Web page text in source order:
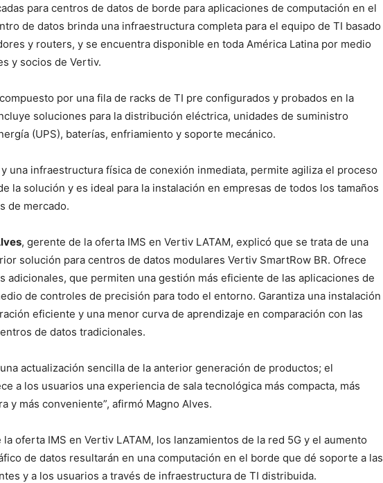
para centros de datos de borde para aplicaciones de computación en el
de datos brinda una infraestructura completa para el equipo de TI basado
y routers, y se encuentra disponible en toda América Latina por medio
y socios de Vertiv.
por una fila de racks de TI pre configurados y probados en la
soluciones para la distribución eléctrica, unidades de suministro
(UPS), baterías, enfriamiento y soporte mecánico.
y una infraestructura física de conexión inmediata, permite agiliza el proceso
la solución y es ideal para la instalación en empresas de todos los tamaños
de mercado.
, gerente de la oferta IMS en Vertiv LATAM, explicó que se trata de una
solución para centros de datos modulares Vertiv SmartRow BR. Ofrece
adicionales, que permiten una gestión más eficiente de las aplicaciones de
de controles de precisión para todo el entorno. Garantiza una instalación
eficiente y una menor curva de aprendizaje en comparación con las
de datos tradicionales.
actualización sencilla de la anterior generación de productos; el
a los usuarios una experiencia de sala tecnológica más compacta, más
y más conveniente”, afirmó Magno Alves.
oferta IMS en Vertiv LATAM, los lanzamientos de la red 5G y el aumento
de datos resultarán en una computación en el borde que dé soporte a las
y a los usuarios a través de infraestructura de TI distribuida.